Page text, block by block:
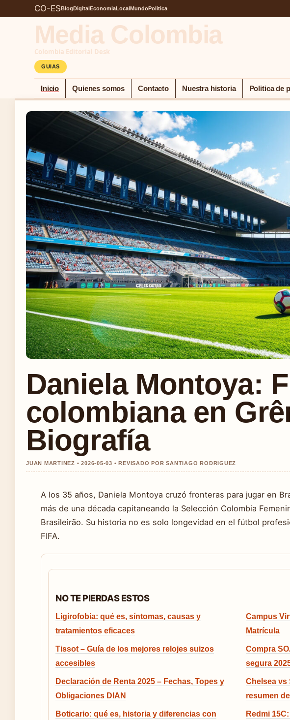
CO-ESBlogDigitalEconomiaLocalMundoPolitica
Media Colombia
Colombia Editorial Desk
GUIAS
Inicio Quienes somos Contacto Nuestra historia Politica de
Daniela Montoya:
colombiana en
Biografía
JUAN MARTINEZ • 2026-05-03 • REVISADO POR SANTIAGO RODRIGUEZ
A los 35 años, Daniela Montoya cruzó fronteras para jugar en
más de una década capitaneando la Selección Colombia
Brasileirão. Su historia no es solo longevidad en el fútbol
FIFA.
NO TE PIERDAS ESTOS
Ligirofobia: qué es, síntomas, causas y
tratamientos eficaces
Campus
Matrícula
Tissot – Guía de los mejores relojes suizos
accesibles
Compra
segura
Declaración de Renta 2025 – Fechas, Topes y
Obligaciones DIAN
Chelsea vs
resumen
Boticario: qué es, historia y diferencias con
Redmi